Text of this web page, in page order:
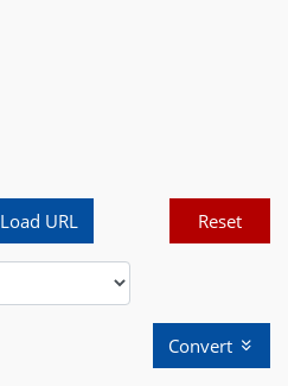
Load URL Reset
Convert